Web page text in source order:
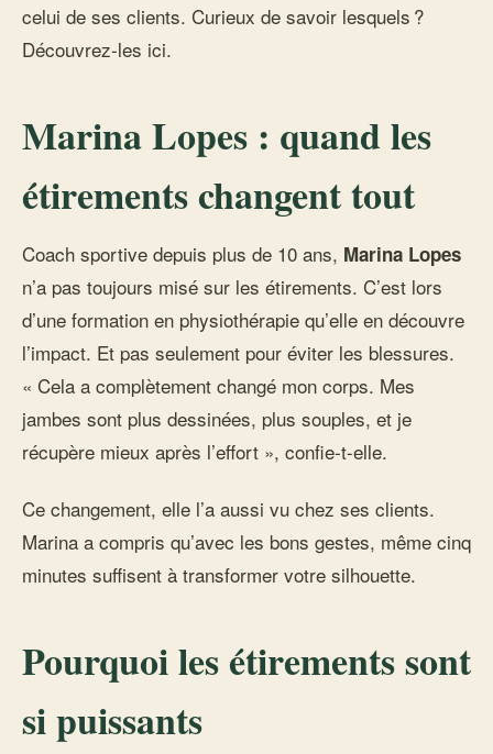
celui de ses clients. Curieux de savoir lesquels ?
Découvrez-les ici.
Marina Lopes : quand les
étirements changent tout
Coach sportive depuis plus de 10 ans, Marina Lopes
n’a pas toujours misé sur les étirements. C’est lors
d’une formation en physiothérapie qu’elle en découvre
l’impact. Et pas seulement pour éviter les blessures.
« Cela a complètement changé mon corps. Mes
jambes sont plus dessinées, plus souples, et je
récupère mieux après l’effort », confie-t-elle.
Ce changement, elle l’a aussi vu chez ses clients.
Marina a compris qu’avec les bons gestes, même cinq
minutes suffisent à transformer votre silhouette.
Pourquoi les étirements sont
si puissants